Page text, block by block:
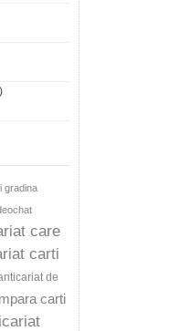
gradina
care
carti
de
carti